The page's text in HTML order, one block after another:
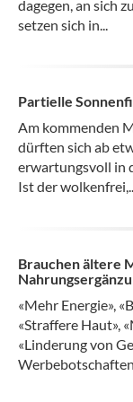
dagegen, an sich
setzen sich in...
Partielle
Am kommenden
dürften sich ab
erwartungsvoll in
Ist der
Brauchen ältere
«Mehr Energie»,
«Straffere Haut»,
«Linderung von